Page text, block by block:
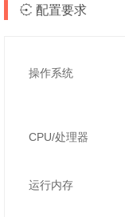
配置要求
操作系统
CPU/处理器
运行内存